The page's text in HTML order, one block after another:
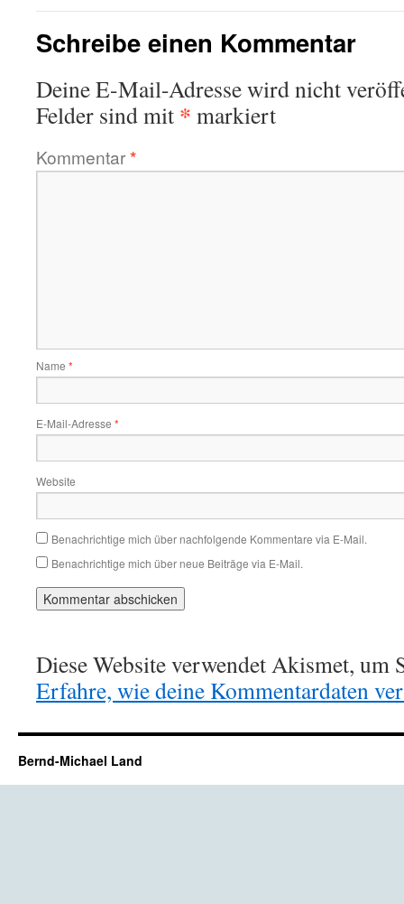
Schreibe einen Kommentar
Deine E-Mail-Adresse wird nicht
Felder sind mit * markiert
Kommentar*
Name *
E-Mail-Adresse *
Website
Benachrichtige mich über nachfolgende Kommentare via E-Mail.
Benachrichtige mich über neue Beiträge via E-Mail.
Diese Website verwendet Akismet, um
Erfahre, wie deine Kommentardaten
Bernd-Michael Land